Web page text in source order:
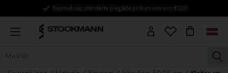
Bezmaksas standarta piegāde pirkumiem virs €120!
Menu